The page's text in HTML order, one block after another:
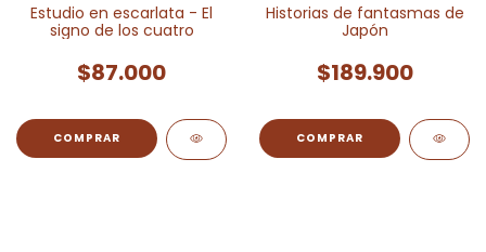
Estudio en escarlata - El
signo de los cuatro
$87.000
Historias de fantasmas de
Japón
$189.900